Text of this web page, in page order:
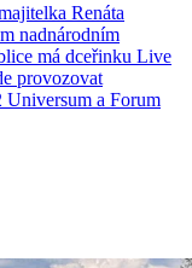
Renáta
nadnárodním
má dceřinku Live
provozovat
a Forum